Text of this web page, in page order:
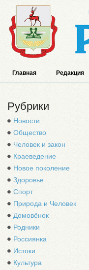
Главная Редакция
Рубрики
Новости
Общество
Человек и закон
Краеведение
Новое поколение
Здоровье
Спорт
Природа и Человек
Домовёнок
Родники
Россиянка
Истоки
Культура